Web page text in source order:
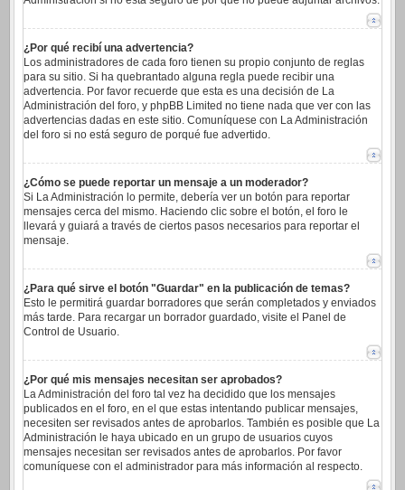
¿Por qué recibí una advertencia?
Los administradores de cada foro tienen su propio conjunto de reglas
para su sitio. Si ha quebrantado alguna regla puede recibir una
advertencia. Por favor recuerde que esta es una decisión de La
Administración del foro, y phpBB Limited no tiene nada que ver con las
advertencias dadas en este sitio. Comuníquese con La Administración
del foro si no está seguro de porqué fue advertido.
¿Cómo se puede reportar un mensaje a un moderador?
Si La Administración lo permite, debería ver un botón para reportar
mensajes cerca del mismo. Haciendo clic sobre el botón, el foro le
llevará y guiará a través de ciertos pasos necesarios para reportar el
mensaje.
¿Para qué sirve el botón "Guardar" en la publicación de temas?
Esto le permitirá guardar borradores que serán completados y enviados
más tarde. Para recargar un borrador guardado, visite el Panel de
Control de Usuario.
¿Por qué mis mensajes necesitan ser aprobados?
La Administración del foro tal vez ha decidido que los mensajes
publicados en el foro, en el que estas intentando publicar mensajes,
necesiten ser revisados antes de aprobarlos. También es posible que La
Administración le haya ubicado en un grupo de usuarios cuyos
mensajes necesitan ser revisados antes de aprobarlos. Por favor
comuníquese con el administrador para más información al respecto.